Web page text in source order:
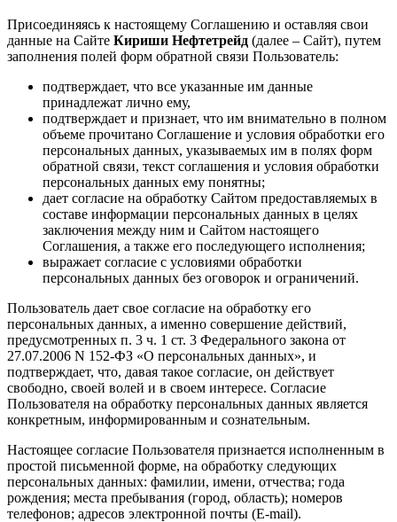
Присоединяясь к настоящему Соглашению и оставляя свои
данные на Сайте Кириши Нефтетрейд (далее – Сайт), путем
заполнения полей форм обратной связи Пользователь:
подтверждает, что все указанные им данные
принадлежат лично ему,
подтверждает и признает, что им внимательно в полном
объеме прочитано Соглашение и условия обработки его
персональных данных, указываемых им в полях форм
обратной связи, текст соглашения и условия обработки
персональных данных ему понятны;
дает согласие на обработку Сайтом предоставляемых в
составе информации персональных данных в целях
заключения между ним и Сайтом настоящего
Соглашения, а также его последующего исполнения;
выражает согласие с условиями обработки
персональных данных без оговорок и ограничений.
Пользователь дает свое согласие на обработку его
персональных данных, а именно совершение действий,
предусмотренных п. 3 ч. 1 ст. 3 Федерального закона от
27.07.2006 N 152-ФЗ «О персональных данных», и
подтверждает, что, давая такое согласие, он действует
свободно, своей волей и в своем интересе. Согласие
Пользователя на обработку персональных данных является
конкретным, информированным и сознательным.
Настоящее согласие Пользователя признается исполненным в
простой письменной форме, на обработку следующих
персональных данных: фамилии, имени, отчества; года
рождения; места пребывания (город, область); номеров
телефонов; адресов электронной почты (E-mail).